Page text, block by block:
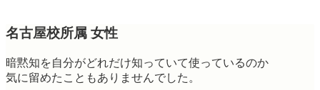
名古屋校所属 女性
暗黙知を自分がどれだけ知っていて使っているのか
気に留めたこともありませんでした。